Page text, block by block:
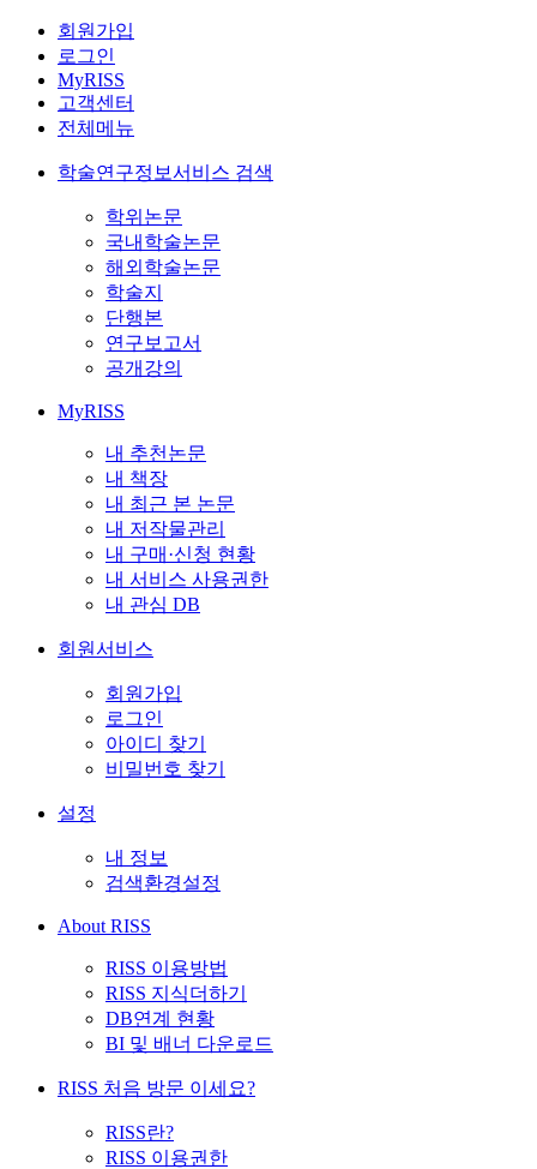
회원가입
로그인
MyRISS
고객센터
전체메뉴
학술연구정보서비스 검색
학위논문
국내학술논문
해외학술논문
학술지
단행본
연구보고서
공개강의
MyRISS
내 추천논문
내 책장
내 최근 본 논문
내 저작물관리
내 구매·신청 현황
내 서비스 사용권한
내 관심 DB
회원서비스
회원가입
로그인
아이디 찾기
비밀번호 찾기
설정
내 정보
검색환경설정
About RISS
RISS 이용방법
RISS 지식더하기
DB연계 현황
BI 및 배너 다운로드
RISS 처음 방문 이세요?
RISS란?
RISS 이용권한